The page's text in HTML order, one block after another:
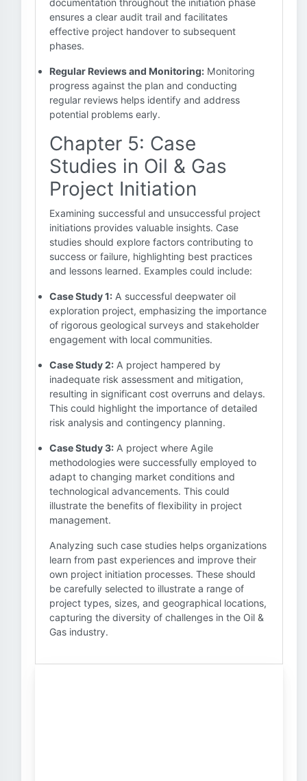
documentation throughout the initiation phase
ensures a clear audit trail and facilitates
effective project handover to subsequent
phases.
Regular Reviews and Monitoring: Monitoring
progress against the plan and conducting
regular reviews helps identify and address
potential problems early.
Chapter 5: Case
Studies in Oil & Gas
Project Initiation
Examining successful and unsuccessful project
initiations provides valuable insights. Case
studies should explore factors contributing to
success or failure, highlighting best practices
and lessons learned. Examples could include:
Case Study 1: A successful deepwater oil
exploration project, emphasizing the importance
of rigorous geological surveys and stakeholder
engagement with local communities.
Case Study 2: A project hampered by
inadequate risk assessment and mitigation,
resulting in significant cost overruns and delays.
This could highlight the importance of detailed
risk analysis and contingency planning.
Case Study 3: A project where Agile
methodologies were successfully employed to
adapt to changing market conditions and
technological advancements. This could
illustrate the benefits of flexibility in project
management.
Analyzing such case studies helps organizations
learn from past experiences and improve their
own project initiation processes. These should
be carefully selected to illustrate a range of
project types, sizes, and geographical locations,
capturing the diversity of challenges in the Oil &
Gas industry.